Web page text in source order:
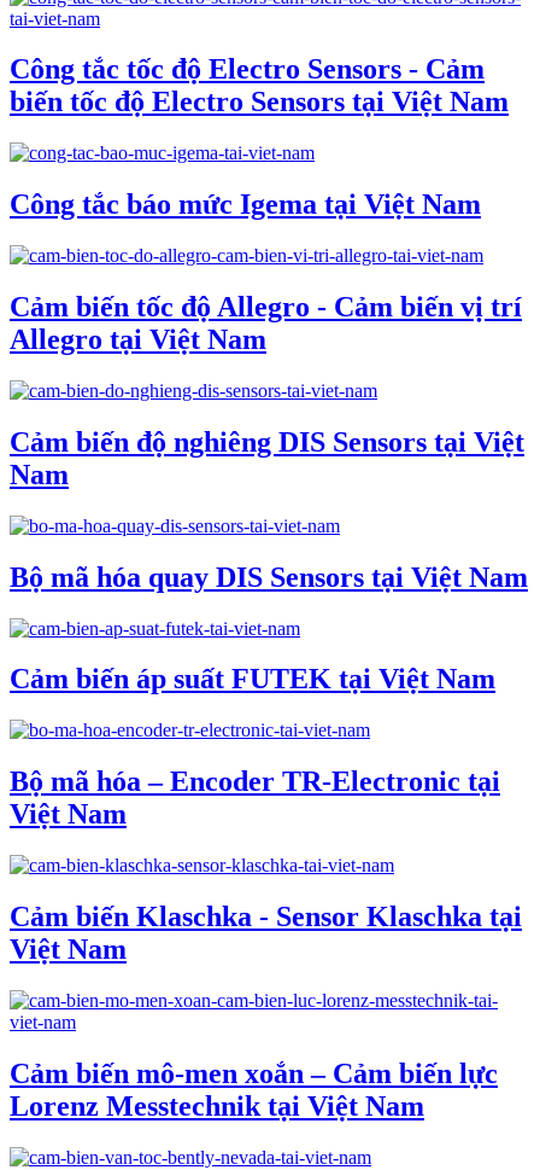
Công tắc tốc độ Electro Sensors - Cảm
biến tốc độ Electro Sensors tại Việt Nam
Công tắc báo mức Igema tại Việt Nam
Cảm biến tốc độ Allegro - Cảm biến vị trí
Allegro tại Việt Nam
Cảm biến độ nghiêng DIS Sensors tại Việt
Nam
Bộ mã hóa quay DIS Sensors tại Việt Nam
Cảm biến áp suất FUTEK tại Việt Nam
Bộ mã hóa – Encoder TR-Electronic tại
Việt Nam
Cảm biến Klaschka - Sensor Klaschka tại
Việt Nam
Cảm biến mô-men xoắn – Cảm biến lực
Lorenz Messtechnik tại Việt Nam